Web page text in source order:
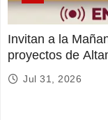
Invitan a la
proyectos de
Jul 31, 2026